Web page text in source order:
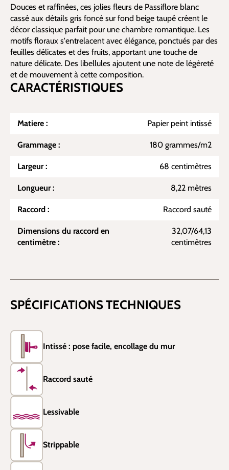
Douces et raffinées, ces jolies fleurs de Passiflore blanc
cassé aux détails gris foncé sur fond beige taupé créent le
décor classique parfait pour une chambre romantique. Les
motifs floraux s'entrelacent avec élégance, ponctués par des
feuilles délicates et des fruits, apportant une touche de
nature délicate. Des libellules ajoutent une note de légèreté
et de mouvement à cette composition.
CARACTÉRISTIQUES
Matiere : Papier peint intissé
Grammage : 180 grammes/m2
Largeur : 68 centimètres
Longueur : 8,22 mètres
Raccord : Raccord sauté
Dimensions du raccord en
centimètre :
32,07/64,13
centimètres
SPÉCIFICATIONS TECHNIQUES
Intissé : pose facile, encollage du mur
Raccord sauté
Lessivable
Strippable